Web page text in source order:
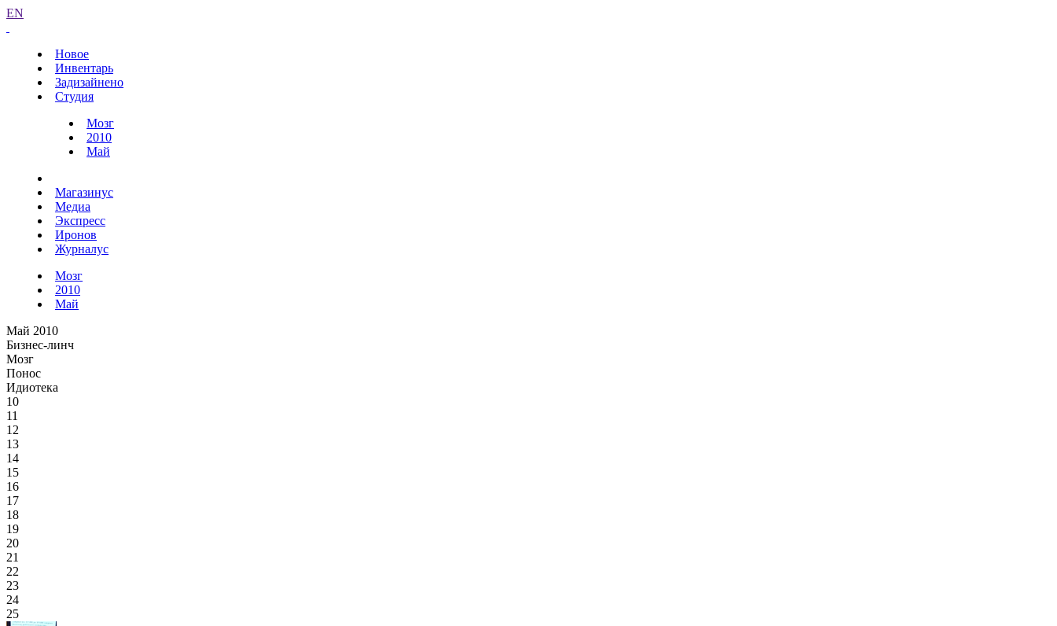
EN
Новое
Инвентарь
Задизайнено
Студия
Мозг
2010
Май
Магазинус
Медиа
Экспресс
Иронов
Журналус
Мозг
2010
Май
Май 2010
Бизнес-линч
Мозг
Понос
Идиотека
10
11
12
13
14
15
16
17
18
19
20
21
22
23
24
25